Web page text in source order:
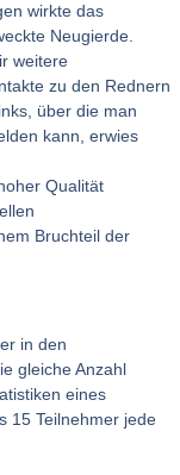
wirkte das
Neugierde.
weitere
zu den Rednern
über die man
kann, erwies
Qualität
Bruchteil der
in den
gleiche Anzahl
eines
15 Teilnehmer jede